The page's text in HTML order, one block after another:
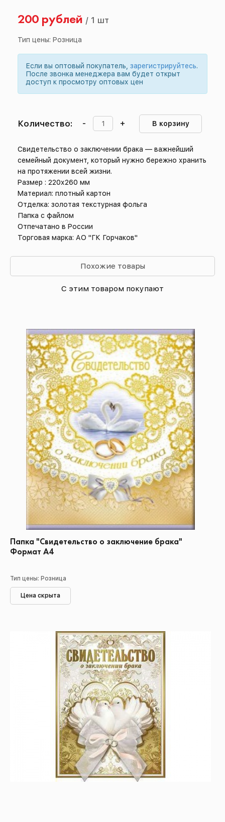
200 рублей / 1 шт
Тип цены: Розница
Если вы оптовый покупатель, зарегистрируйтесь.
После звонка менеджера вам будет открыт
доступ к просмотру оптовых цен
Количество: - + В корзину
Свидетельство о заключении брака — важнейший
семейный документ, который нужно бережно хранить
на протяжении всей жизни.
Размер : 220х260 мм
Материал: плотный картон
Отделка: золотая текстурная фольга
Папка с файлом
Отпечатано в России
Торговая марка: АО "ГК Горчаков"
Похожие товары
С этим товаром покупают
Папка "Свидетельство о заключение брака"
Формат А4
Тип цены: Розница
Цена скрыта